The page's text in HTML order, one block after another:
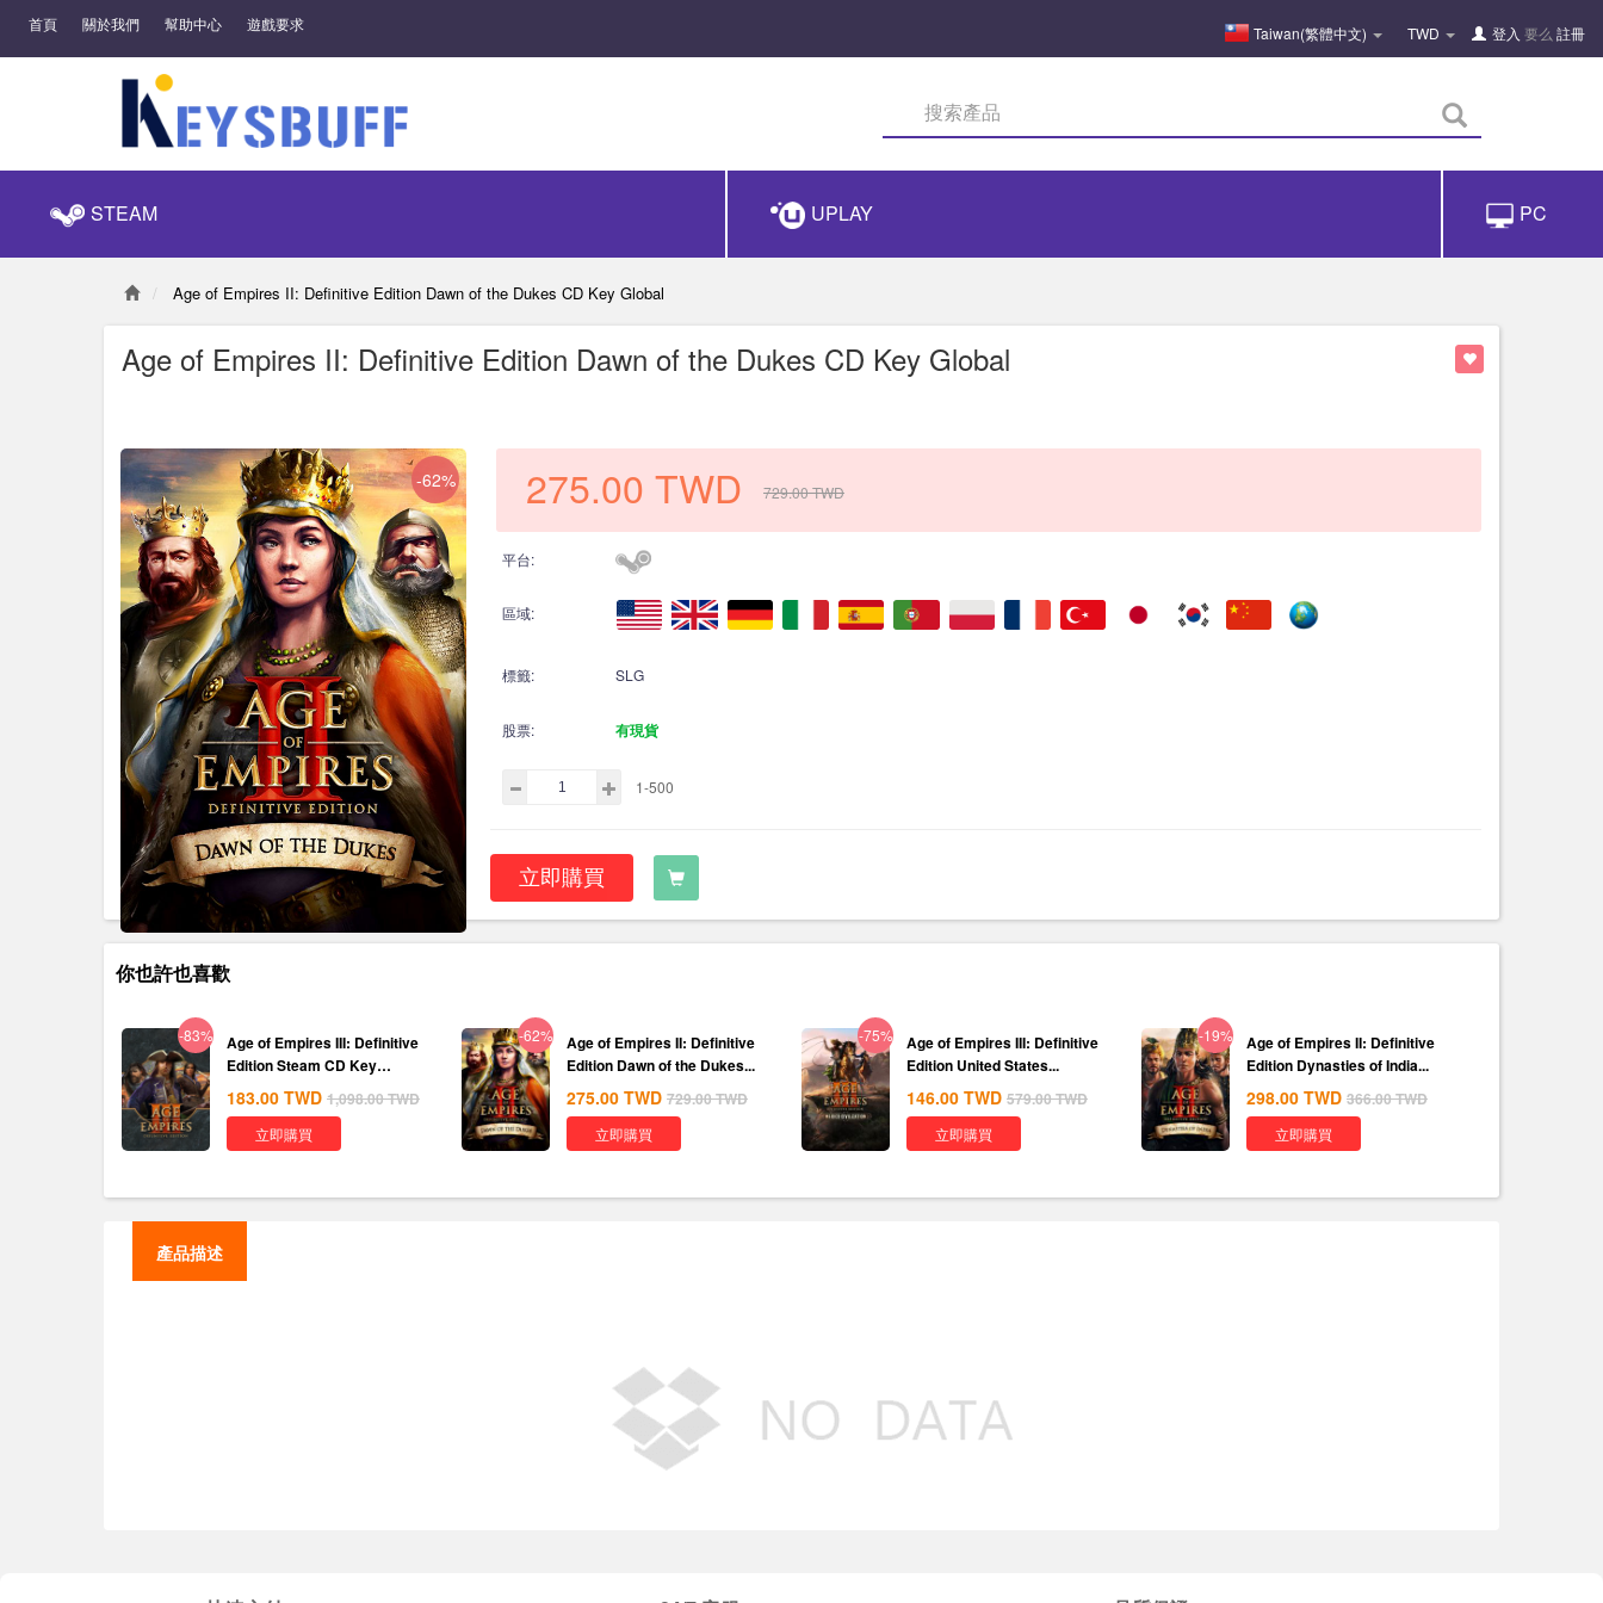
首頁 關於我們 幫助中心 遊戲要求 Taiwan(繁體中文) TWD 登入 要么 註冊
STEAM UPLAY PC
Age of Empires II: Definitive Edition Dawn of the Dukes CD Key Global
Age of Empires II: Definitive Edition Dawn of the Dukes CD Key Global
-62% 275.00 TWD 729.00TWD
平台:
區域:
標籤: SLG
股票: 有現貨
1-500
立即購買
你也許也喜歡
-83%
Age of Empires III: Definitive
Edition Steam CD Key
Global
183.00 TWD 1,098.00TWD
立即購買
-62%
Age of Empires II: Definitive
Edition Dawn of the Dukes...
275.00 TWD 729.00TWD
立即購買
-75%
Age of Empires III: Definitive
Edition United States...
146.00 TWD 579.00TWD
立即購買
-19%
Age of Empires II: Definitive
Edition Dynasties of India...
298.00 TWD 366.00TWD
立即購買
產品描述